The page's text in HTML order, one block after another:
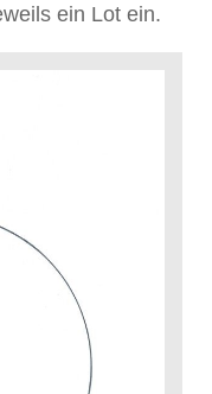
ein Lot ein.